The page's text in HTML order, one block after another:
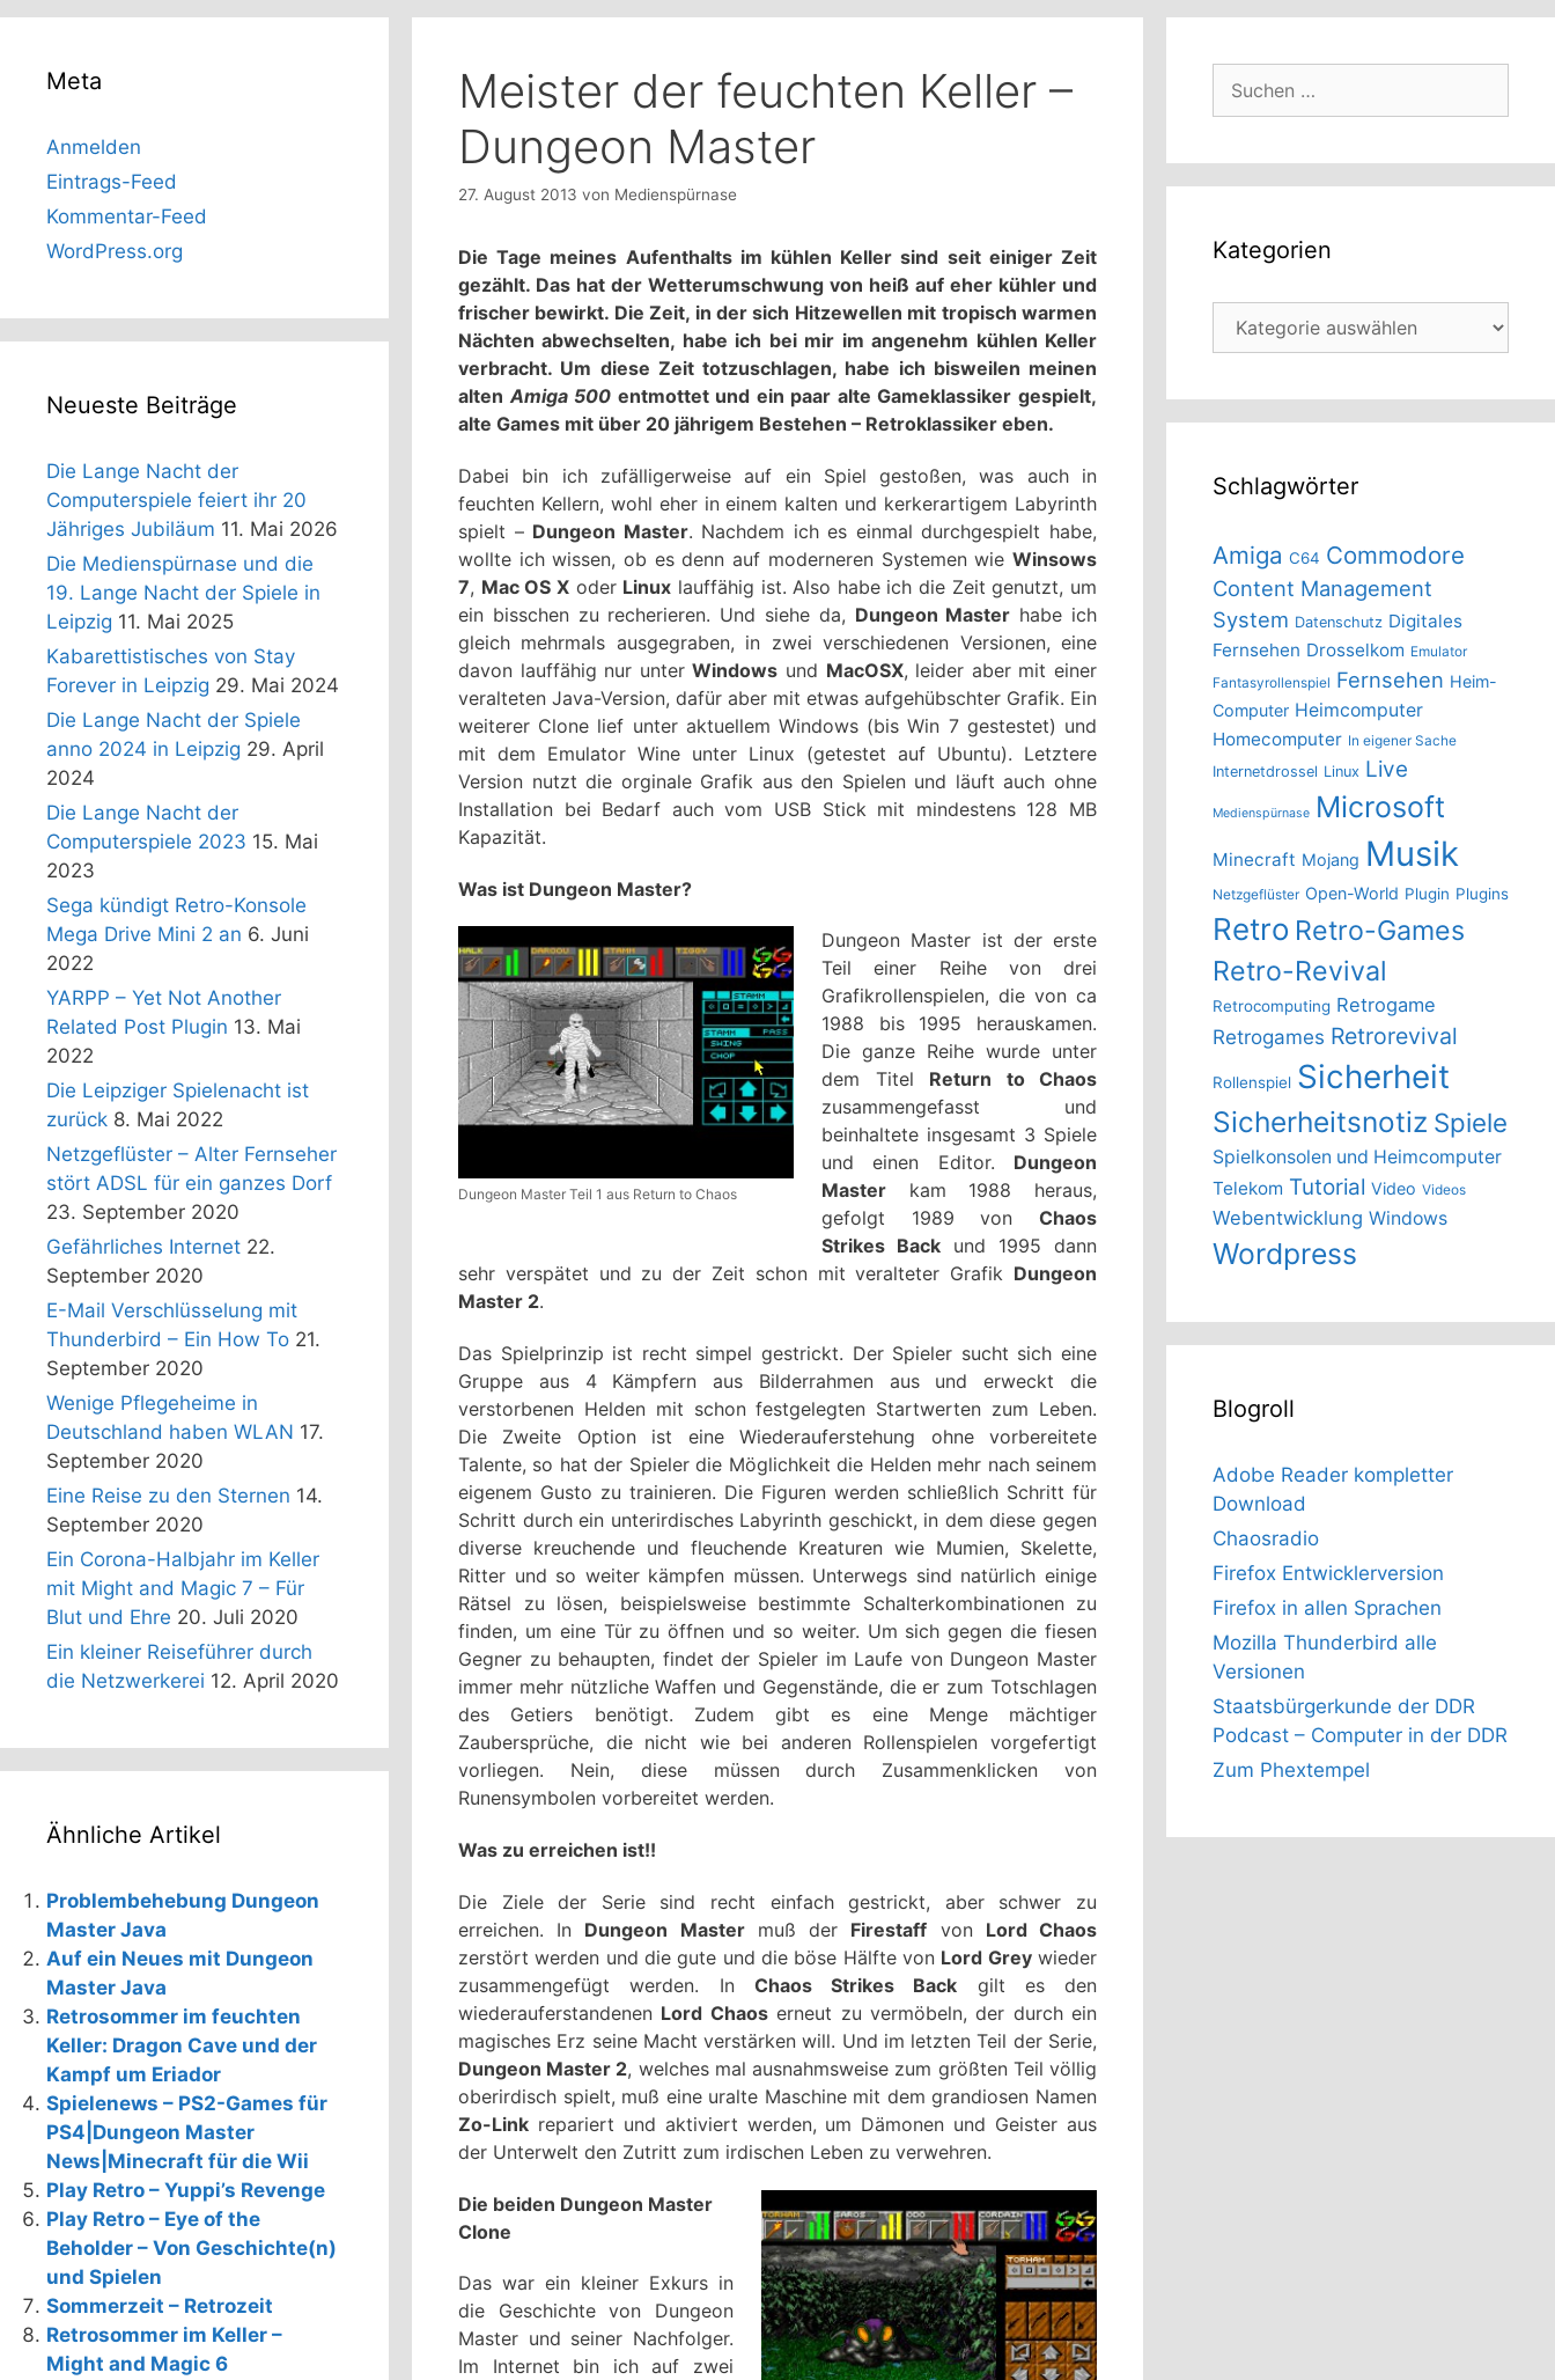
Meister der feuchten Keller –
Dungeon Master
27. August 2013 von Medienspürnase
Die Tage meines Aufenthalts im kühlen Keller sind seit einiger Zeit
gezählt. Das hat der Wetterumschwung von heiß auf eher kühler und
frischer bewirkt. Die Zeit, in der sich Hitzewellen mit tropisch warmen
Nächten abwechselten, habe ich bei mir im angenehm kühlen Keller
verbracht. Um diese Zeit totzuschlagen, habe ich bisweilen meinen
alten Amiga 500 entmottet und ein paar alte Gameklassiker gespielt,
alte Games mit über 20 jährigem Bestehen – Retroklassiker eben.
Dabei bin ich zufälligerweise auf ein Spiel gestoßen, was auch in
feuchten Kellern, wohl eher in einem kalten und kerkerartigem Labyrinth
spielt – Dungeon Master. Nachdem ich es einmal durchgespielt habe,
wollte ich wissen, ob es denn auf moderneren Systemen wie Winsows
7, Mac OS Xoder Linux lauffähig ist. Also habe ich die Zeit genutzt, um
ein bisschen zu recherieren. Und siehe da, Dungeon Master habe ich
gleich mehrmals ausgegraben, in zwei verschiedenen Versionen, eine
davon lauffähig nur unterWindows und MacOSX, leider aber mit einer
veralteten Java-Version, dafür aber mit etwas aufgehübschter Grafik. Ein
weiterer Clone lief unter aktuellem Windows (bis Win 7 gestestet) und
mit dem Emulator Wine unter Linux (getestet auf Ubuntu). Letztere
Version nutzt die orginale Grafik aus den Spielen und läuft auch ohne
Installation bei Bedarf auch vom USB Stick mit mindestens 128 MB
Kapazität.
Was ist Dungeon Master?
Dungeon Master Teil 1 aus Return to Chaos
Dungeon Master ist der erste
Teil einer Reihe von drei
Grafikrollenspielen, die von ca
1988 bis 1995 herauskamen.
Die ganze Reihe wurde unter
dem Titel Return to Chaos
zusammengefasst und
beinhaltete insgesamt 3 Spiele
und einen Editor. Dungeon
Master kam 1988 heraus,
gefolgt 1989 von Chaos
Strikes Back und 1995 dann
sehr verspätet und zu der Zeit schon mit veralteter Grafik Dungeon
Master 2.
Das Spielprinzip ist recht simpel gestrickt. Der Spieler sucht sich eine
Gruppe aus 4 Kämpfern aus Bilderrahmen aus und erweckt die
verstorbenen Helden mit schon festgelegten Startwerten zum Leben.
Die Zweite Option ist eine Wiederauferstehung ohne vorbereitete
Talente, so hat der Spieler die Möglichkeit die Helden mehr nach seinem
eigenem Gusto zu trainieren. Die Figuren werden schließlich Schritt für
Schritt durch ein unterirdisches Labyrinth geschickt, in dem diese gegen
diverse kreuchende und fleuchende Kreaturen wie Mumien, Skelette,
Ritter und so weiter kämpfen müssen. Unterwegs sind natürlich einige
Rätsel zu lösen, beispielsweise bestimmte Schalterkombinationen zu
finden, um eine Tür zu öffnen und so weiter. Um sich gegen die fiesen
Gegner zu behaupten, findet der Spieler im Laufe von Dungeon Master
immer mehr nützliche Waffen und Gegenstände, die er zum Totschlagen
des Getiers benötigt. Zudem gibt es eine Menge mächtiger
Zaubersprüche, die nicht wie bei anderen Rollenspielen vorgefertigt
vorliegen. Nein, diese müssen durch Zusammenklicken von
Runensymbolen vorbereitet werden.
Was zu erreichen ist!!
Die Ziele der Serie sind recht einfach gestrickt, aber schwer zu
erreichen. In Dungeon Mastermuß der Firestaff von Lord Chaos
zerstört werden und die gute und die böse Hälfte von Lord Greywieder
zusammengefügt werden. In Chaos Strikes Back gilt es den
wiederauferstandenen Lord Chaoserneut zu vermöbeln, der durch ein
magisches Erz seine Macht verstärken will. Und im letzten Teil der Serie,
Dungeon Master 2, welches mal ausnahmsweise zum größten Teil völlig
oberirdisch spielt, muß eine uralte Maschine mit dem grandiosen Namen
Zo-Link repariert und aktiviert werden, um Dämonen und Geister aus
der Unterwelt den Zutritt zum irdischen Leben zu verwehren.
Die beiden Dungeon Master
Clone
Das war ein kleiner Exkurs in
die Geschichte von Dungeon
Master und seiner Nachfolger.
Im Internet bin ich auf zwei
Meta
Anmelden
Eintrags-Feed
Kommentar-Feed
WordPress.org
Neueste Beiträge
Die Lange Nacht der
Computerspiele feiert ihr 20
Jähriges Jubiläum 11. Mai 2026
Die Medienspürnase und die
19. Lange Nacht der Spiele in
Leipzig 11. Mai 2025
Kabarettistisches von Stay
Forever in Leipzig 29. Mai 2024
Die Lange Nacht der Spiele
anno 2024 in Leipzig 29. April
2024
Die Lange Nacht der
Computerspiele 2023 15. Mai
2023
Sega kündigt Retro-Konsole
Mega Drive Mini 2 an 6. Juni
2022
YARPP – Yet Not Another
Related Post Plugin 13. Mai
2022
Die Leipziger Spielenacht ist
zurück 8. Mai 2022
Netzgeflüster – Alter Fernseher
stört ADSL für ein ganzes Dorf
23. September 2020
Gefährliches Internet 22.
September 2020
E-Mail Verschlüsselung mit
Thunderbird – Ein How To 21.
September 2020
Wenige Pflegeheime in
Deutschland haben WLAN 17.
September 2020
Eine Reise zu den Sternen 14.
September 2020
Ein Corona-Halbjahr im Keller
mit Might and Magic 7 – Für
Blut und Ehre 20. Juli 2020
Ein kleiner Reiseführer durch
die Netzwerkerei 12. April 2020
Ähnliche Artikel
Problembehebung Dungeon
Master Java
Auf ein Neues mit Dungeon
Master Java
Retrosommer im feuchten
Keller: Dragon Cave und der
Kampf um Eriador
Spielenews – PS2-Games für
PS4|Dungeon Master
News|Minecraft für die Wii
Play Retro – Yuppi’s Revenge
Play Retro – Eye of the
Beholder – Von Geschichte(n)
und Spielen
Sommerzeit – Retrozeit
Retrosommer im Keller –
Might and Magic 6
Kategorien
Kategorien
Schlagwörter
Amiga C64 Commodore
Content Management
System Datenschutz Digitales
Fernsehen Drosselkom Emulator
Fantasyrollenspiel Fernsehen Heim-
Computer Heimcomputer
Homecomputer In eigener Sache
Internetdrossel Linux Live
Medienspürnase Microsoft
Minecraft Mojang Musik
Netzgeflüster Open-World Plugin Plugins
Retro Retro-Games
Retro-Revival
Retrocomputing Retrogame
Retrogames Retrorevival
Rollenspiel Sicherheit
Sicherheitsnotiz Spiele
Spielkonsolen und Heimcomputer
Telekom Tutorial Video Videos
Webentwicklung Windows
Wordpress
Blogroll
Adobe Reader kompletter
Download
Chaosradio
Firefox Entwicklerversion
Firefox in allen Sprachen
Mozilla Thunderbird alle
Versionen
Staatsbürgerkunde der DDR
Podcast – Computer in der DDR
Zum Phextempel